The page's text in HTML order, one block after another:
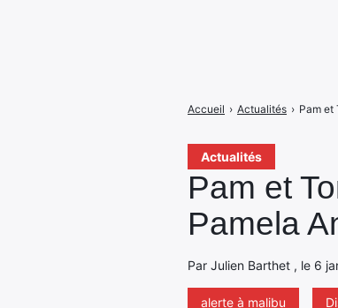
Actualités
Pam et
Pamela
Par Julien Barthet , le 6
alerte à malibu
Accueil › Actualités › Pam et